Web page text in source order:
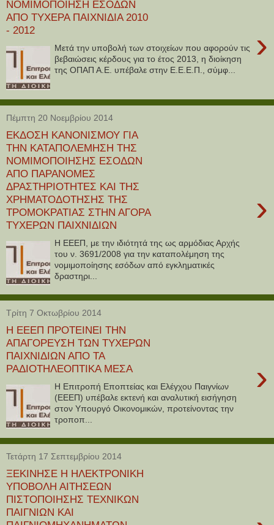
ΝΟΜΙΜΟΠΟΙΗΣΗ ΕΣΟΔΩΝ
ΑΠΟ ΤΥΧΕΡΑ ΠΑΙΧΝΙΔΙΑ 2010
- 2012
›
Μετά την υποβολή των στοιχείων που αφορούν τις
βεβαιώσεις κέρδους για το έτος 2013, η διοίκηση
της ΟΠΑΠ Α.Ε. υπέβαλε στην Ε.Ε.Ε.Π., σύμφ...
Πέμπτη 20 Νοεμβρίου 2014
ΕΚΔΟΣΗ ΚΑΝΟΝΙΣΜΟΥ ΓΙΑ
ΤΗΝ ΚΑΤΑΠΟΛΕΜΗΣΗ ΤΗΣ
ΝΟΜΙΜΟΠΟΙΗΣΗΣ ΕΣΟΔΩΝ
ΑΠΟ ΠΑΡΑΝΟΜΕΣ
ΔΡΑΣΤΗΡΙΟΤΗΤΕΣ ΚΑΙ ΤΗΣ
ΧΡΗΜΑΤΟΔΟΤΗΣΗΣ ΤΗΣ
ΤΡΟΜΟΚΡΑΤΙΑΣ ΣΤΗΝ ΑΓΟΡΑ
ΤΥΧΕΡΩΝ ΠΑΙΧΝΙΔΙΩΝ
›
Η ΕΕΕΠ, με την ιδιότητά της ως αρμόδιας Αρχής
του ν. 3691/2008 για την καταπολέμηση της
νομιμοποίησης εσόδων από εγκληματικές
δραστηρι...
Τρίτη 7 Οκτωβρίου 2014
Η ΕΕΕΠ ΠΡΟΤΕΙΝΕΙ ΤΗΝ
ΑΠΑΓΟΡΕΥΣΗ ΤΩΝ ΤΥΧΕΡΩΝ
ΠΑΙΧΝΙΔΙΩΝ ΑΠΟ ΤΑ
ΡΑΔΙΟΤΗΛΕΟΠΤΙΚΑ ΜΕΣΑ
›
Η Επιτροπή Εποπτείας και Ελέγχου Παιγνίων
(ΕΕΕΠ) υπέβαλε εκτενή και αναλυτική εισήγηση
στον Υπουργό Οικονομικών, προτείνοντας την
τροποπ...
Τετάρτη 17 Σεπτεμβρίου 2014
ΞΕΚΙΝΗΣΕ Η ΗΛΕΚΤΡΟΝΙΚΗ
ΥΠΟΒΟΛΗ ΑΙΤΗΣΕΩΝ
ΠΙΣΤΟΠΟΙΗΣΗΣ ΤΕΧΝΙΚΩΝ
ΠΑΙΓΝΙΩΝ ΚΑΙ